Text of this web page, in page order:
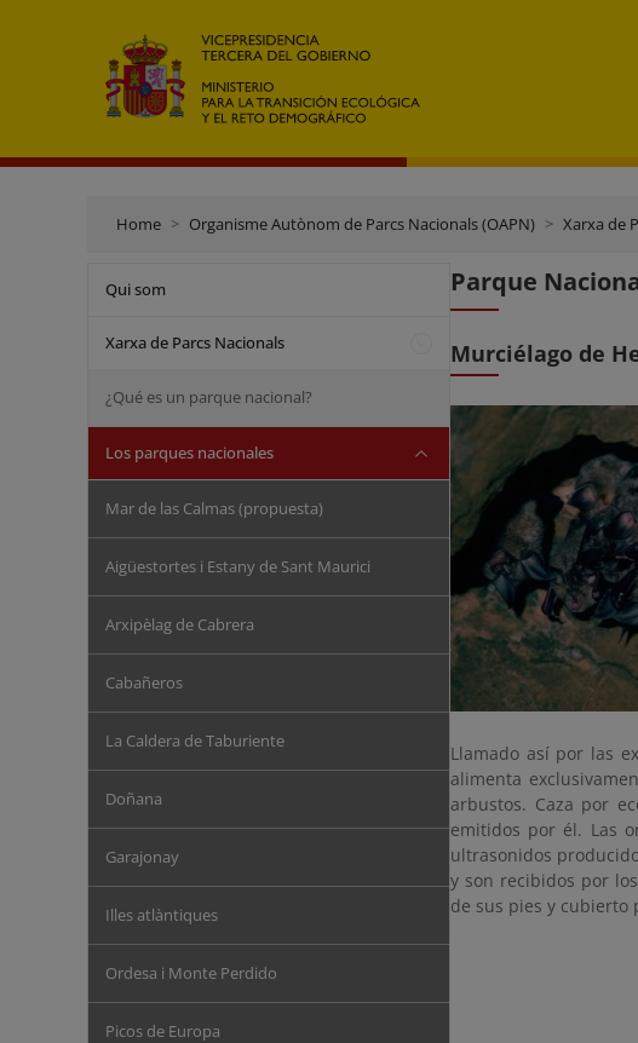
Home Organisme Autònom de Parcs Nacionals (OAPN) Xarxa de
Qui som
Xarxa de Parcs Nacionals
¿Qué es un parque nacional?
Los parques nacionales
Mar de las Calmas (propuesta)
Aigüestortes i Estany de Sant Maurici
Arxipèlag de Cabrera
Cabañeros
La Caldera de Taburiente
Doñana
Garajonay
Illes atlàntiques
Ordesa i Monte Perdido
Picos de Europa
Parque
Murciélago de
Llamado así por las
alimenta
arbustos. Caza por
emitidos por él. Las
ultrasonidos
y son recibidos por
de sus pies y cubierto